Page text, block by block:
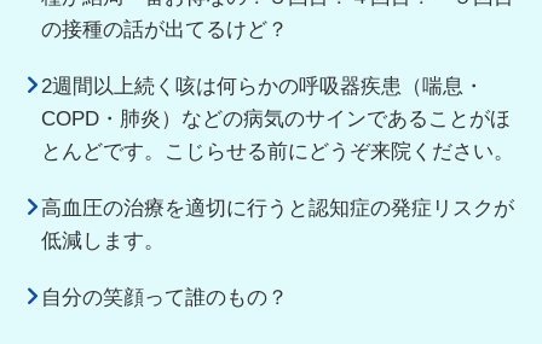
の接種の話が出てるけど？
2週間以上続く咳は何らかの呼吸器疾患（喘息・
COPD・肺炎）などの病気のサインであることがほ
とんどです。こじらせる前にどうぞ来院ください。
高血圧の治療を適切に行うと認知症の発症リスクが
低減します。
自分の笑顔って誰のもの？